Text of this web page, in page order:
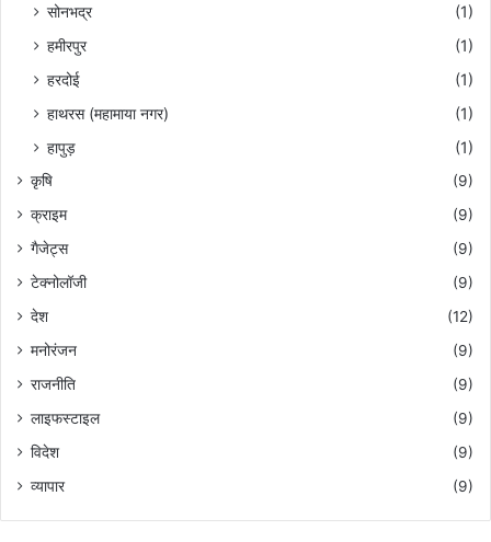
सोनभद्र
(1)
हमीरपुर
(1)
हरदोई
(1)
हाथरस (महामाया नगर)
(1)
हापुड़
(1)
कृषि
(9)
क्राइम
(9)
गैजेट्स
(9)
टेक्नोलॉजी
(9)
देश
(12)
मनोरंजन
(9)
राजनीति
(9)
लाइफस्टाइल
(9)
विदेश
(9)
व्यापार
(9)